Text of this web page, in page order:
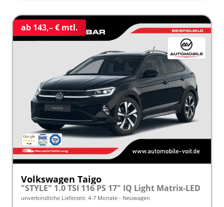
ab 143,– € mtl.
Volkswagen Taigo
"STYLE" 1.0 TSI 116 PS 17" IQ Light Matrix-LED
unverbindliche Lieferzeit: 4-7 Monate Neuwagen